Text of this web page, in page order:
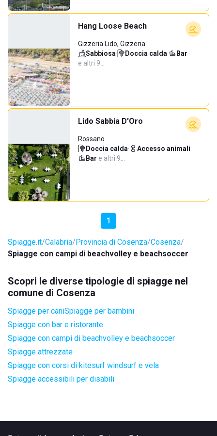
Hang Loose Beach
Gizzeria Lido, Gizzeria
Sabbiosa· Doccia calda· Bar·
e altri 9…
Lido Sabbia D'Oro
Rossano
Doccia calda· Accesso animali·
Bar·e altri 9…
1
Spiagge.it Calabria Provincia di Cosenza Cosenza
Spiagge con campi di beachvolley e beachsoccer
Scopri le diverse tipologie di spiagge nel
comune di Cosenza
Spiagge per caniSpiagge per bambini
Spiagge con bar e ristorante
Spiagge con campi di beachvolley e beachsoccer
Spiagge attrezzate
Spiagge con corsi di kitesurf windsurf e vela
Spiagge accessibili per disabili